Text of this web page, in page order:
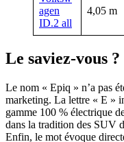
agen
ID.2 all
4,05 m
Le saviez-vous ?
Le nom « Epiq » n’a pas
marketing. La lettre « E »
gamme 100 % électrique
dans la tradition des SUV
Enfin, le mot évoque